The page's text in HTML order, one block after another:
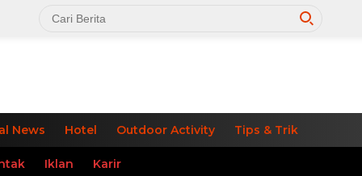
News Hotel Outdoor Activity Tips & Trik
Iklan Karir